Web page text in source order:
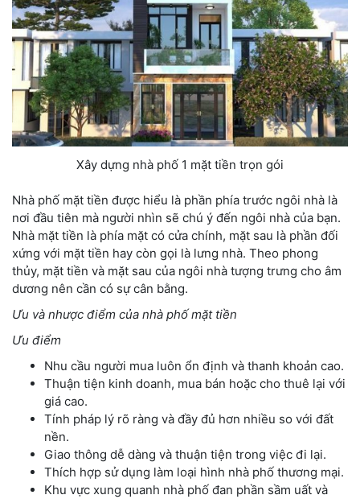
Xây dựng nhà phố 1 mặt tiền trọn gói
Nhà phố mặt tiền được hiểu là phần phía trước ngôi nhà là
nơi đầu tiên mà người nhìn sẽ chú ý đến ngôi nhà của bạn.
Nhà mặt tiền là phía mặt có cửa chính, mặt sau là phần đối
xứng với mặt tiền hay còn gọi là lưng nhà. Theo phong
thủy, mặt tiền và mặt sau của ngôi nhà tượng trưng cho âm
dương nên cần có sự cân bằng.
Ưu và nhược điểm của nhà phố mặt tiền
Ưu điểm
Nhu cầu người mua luôn ổn định và thanh khoản cao.
Thuận tiện kinh doanh, mua bán hoặc cho thuê lại với
giá cao.
Tính pháp lý rõ ràng và đầy đủ hơn nhiều so với đất
nền.
Giao thông dễ dàng và thuận tiện trong việc đi lại.
Thích hợp sử dụng làm loại hình nhà phố thương mại.
Khu vực xung quanh nhà phố đan phần sầm uất và